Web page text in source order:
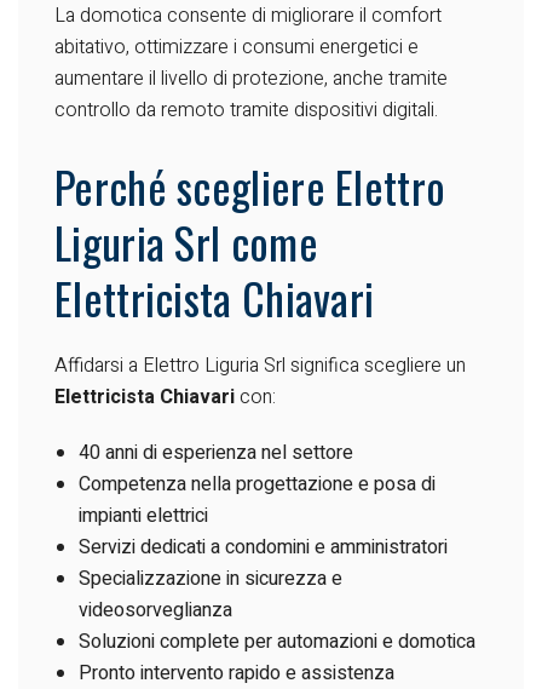
La domotica consente di migliorare il comfort
abitativo, ottimizzare i consumi energetici e
aumentare il livello di protezione, anche tramite
controllo da remoto tramite dispositivi digitali.
Perché scegliere Elettro
Liguria Srl come
Elettricista Chiavari
Affidarsi a Elettro Liguria Srl significa scegliere un
Elettricista Chiavaricon:
40 anni di esperienza nel settore
Competenza nella progettazione e posa di
impianti elettrici
Servizi dedicati a condomini e amministratori
Specializzazione in sicurezza e
videosorveglianza
Soluzioni complete per automazioni e domotica
Pronto intervento rapido e assistenza